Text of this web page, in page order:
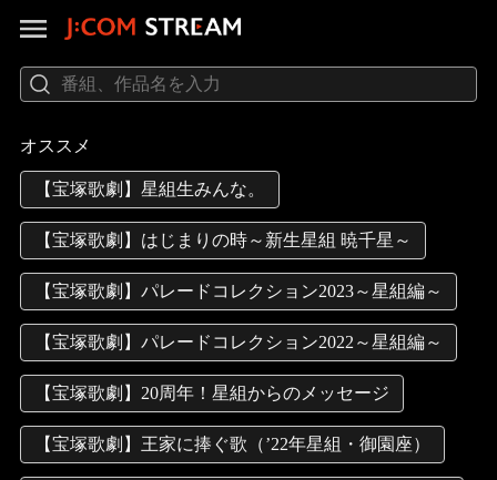
オススメ
【宝塚歌劇】星組生みんな。
【宝塚歌劇】はじまりの時～新生星組 暁千星～
【宝塚歌劇】パレードコレクション2023～星組編～
【宝塚歌劇】パレードコレクション2022～星組編～
【宝塚歌劇】20周年！星組からのメッセージ
【宝塚歌劇】王家に捧ぐ歌（’22年星組・御園座）